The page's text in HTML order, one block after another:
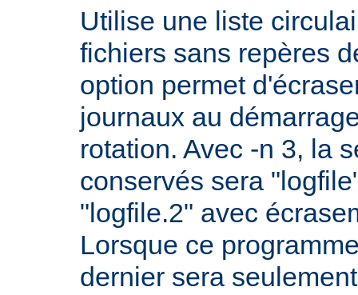
Utilise une liste
fichiers sans repères
option permet
journaux au
rotation. Avec -n 3, la
conservés sera
"logfile.2" avec
Lorsque ce
dernier sera